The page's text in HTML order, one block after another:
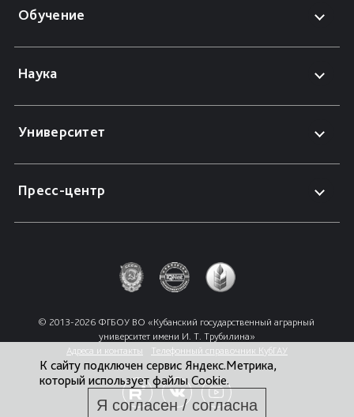
Обучение
Наука
Университет
Пресс-центр
© 2013-2026 ФГБОУ ВО «Кубанский государственный аграрный
университет имени И. Т. Трубилина»
Адреса и контакты
Телефонный справочник КубГАУ
К сайту подключен сервис Яндекс.Метрика,
который использует файлы Cookie.
Я согласен / согласна